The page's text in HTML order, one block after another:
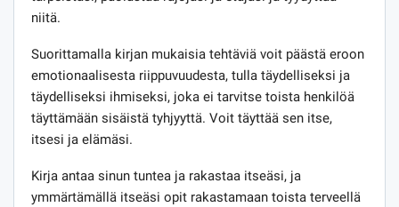
niitä.
Suorittamalla kirjan mukaisia ​​tehtäviä voit päästä eroon
emotionaalisesta riippuvuudesta, tulla täydelliseksi ja
täydelliseksi ihmiseksi, joka ei tarvitse toista henkilöä
täyttämään sisäistä tyhjyyttä. Voit täyttää sen itse,
itsesi ja elämäsi.
Kirja antaa sinun tuntea ja rakastaa itseäsi, ja
ymmärtämällä itseäsi opit rakastamaan toista terveellä